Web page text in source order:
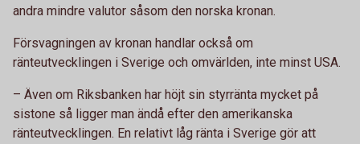
andra mindre valutor såsom den norska kronan.
Försvagningen av kronan handlar också om
ränteutvecklingen i Sverige och omvärlden, inte minst USA.
– Även om Riksbanken har höjt sin styrränta mycket på
sistone så ligger man ändå efter den amerikanska
ränteutvecklingen. En relativt låg ränta i Sverige gör att